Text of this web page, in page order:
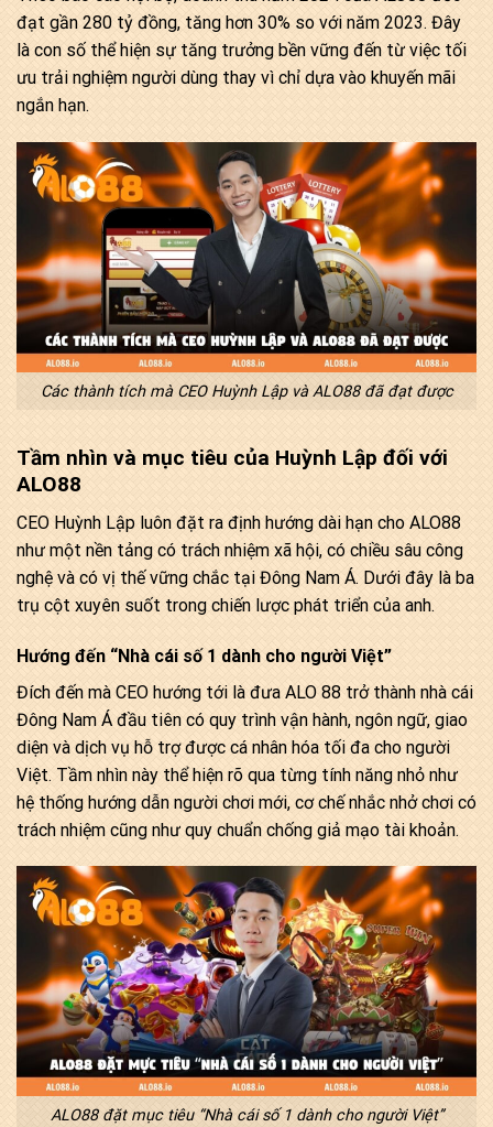
đạt gần 280 tỷ đồng, tăng hơn 30% so với năm 2023. Đây
là con số thể hiện sự tăng trưởng bền vững đến từ việc tối
ưu trải nghiệm người dùng thay vì chỉ dựa vào khuyến mãi
ngắn hạn.
Các thành tích mà CEO Huỳnh Lập và ALO88 đã đạt được
Tầm nhìn và mục tiêu của Huỳnh Lập đối với
ALO88
CEO Huỳnh Lập luôn đặt ra định hướng dài hạn cho ALO88
như một nền tảng có trách nhiệm xã hội, có chiều sâu công
nghệ và có vị thế vững chắc tại Đông Nam Á. Dưới đây là ba
trụ cột xuyên suốt trong chiến lược phát triển của anh.
Hướng đến “Nhà cái số 1 dành cho người Việt”
Đích đến mà CEO hướng tới là đưa ALO 88 trở thành nhà cái
Đông Nam Á đầu tiên có quy trình vận hành, ngôn ngữ, giao
diện và dịch vụ hỗ trợ được cá nhân hóa tối đa cho người
Việt. Tầm nhìn này thể hiện rõ qua từng tính năng nhỏ như
hệ thống hướng dẫn người chơi mới, cơ chế nhắc nhở chơi có
trách nhiệm cũng như quy chuẩn chống giả mạo tài khoản.
ALO88 đặt mục tiêu “Nhà cái số 1 dành cho người Việt”